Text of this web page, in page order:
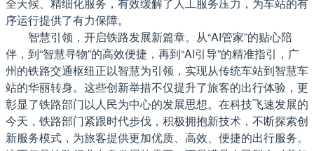
序运行提供了有力保障。
智慧引领，开启铁路发展新篇章。从“AI管家”的贴心陪
伴，到“智慧寻物”的高效便捷，再到“AI引导”的精准指引，广
州的铁路交通枢纽正以智慧为引领，实现从传统车站到智慧车
站的华丽转身。这些创新举措不仅提升了旅客的出行体验，更
彰显了铁路部门以人民为中心的发展思想。在科技飞速发展的
今天，铁路部门紧跟时代步伐，积极拥抱新技术，不断探索创
新服务模式，为旅客提供更加优质、高效、便捷的出行服务。